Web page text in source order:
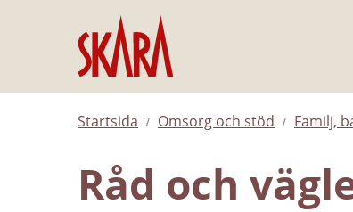
Hoppa till innehåll
Startsida Omsorg och stöd Familj,
Råd och